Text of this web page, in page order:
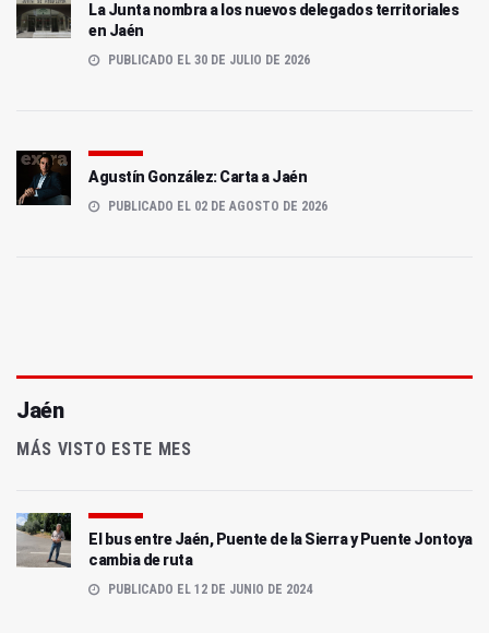
La Junta nombra a los nuevos delegados territoriales
en Jaén
PUBLICADO EL 30 DE JULIO DE 2026
Agustín González: Carta a Jaén
PUBLICADO EL 02 DE AGOSTO DE 2026
Jaén
MÁS VISTO ESTE MES
El bus entre Jaén, Puente de la Sierra y Puente Jontoya
cambia de ruta
PUBLICADO EL 12 DE JUNIO DE 2024